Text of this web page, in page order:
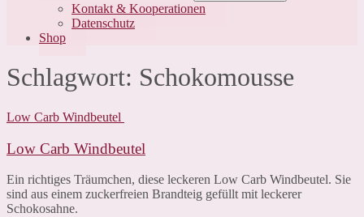
Kontakt & Kooperationen
Datenschutz
Shop
Schlagwort: Schokomousse
Low Carb Windbeutel
Low Carb Windbeutel
Ein richtiges Träumchen, diese leckeren Low Carb Windbeutel. Sie
sind aus einem zuckerfreien Brandteig gefüllt mit leckerer
Schokosahne.